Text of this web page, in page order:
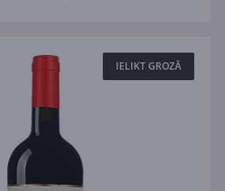
IELIKT GROZĀ